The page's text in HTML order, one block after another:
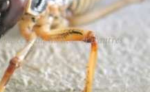
du monde, et d'autres